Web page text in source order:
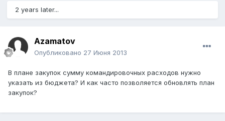
2 years later...
Azamatov
Опубликовано 27 Июня 2013
В плане закупок сумму командировочных расходов нужно
указать из бюджета? И как часто позволяется обновлять план
закупок?